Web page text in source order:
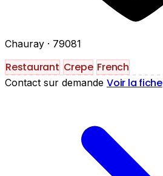
Chauray · 79081
Restaurant Crepe French
Contact sur demande Voir la fiche